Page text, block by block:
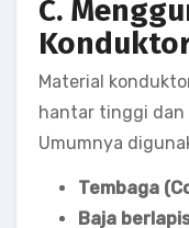
C.
Material
hantar tinggi dan
Umumnya
Tembaga
Baja